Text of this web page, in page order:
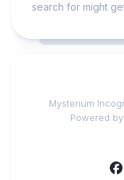
search for might
Mysterium
Powered by